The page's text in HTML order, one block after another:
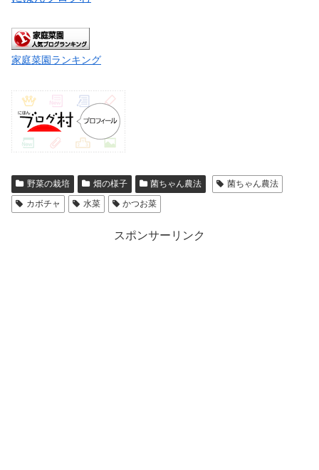
家庭菜園ランキング
野菜の栽培 畑の様子 菌ちゃん農法
菌ちゃん農法
カボチャ
水菜 かつお菜
スポンサーリンク